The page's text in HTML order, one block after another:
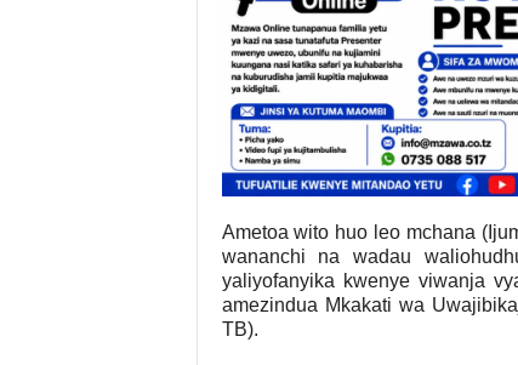
Ametoa wito huo leo mchana
wananchi na wadau
yaliyofanyika kwenye viwanja
amezindua Mkakati wa
TB).